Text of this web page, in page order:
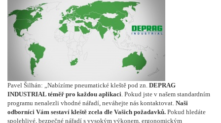
Pavel Šilhán: „Nabízíme pneumatické kleště pod zn. DEPRAG
INDUSTRIAL téměř pro každou aplikaci . Pokud jste v našem standardním
programu nenalezli vhodné nářadí, neváhejte nás kontaktovat. Naši
odborníci Vám sestaví kleště zcela dle Vašich požadavků. Pokud hledáte
spolehlivé, bezpečné nářadí s vysokým výkonem, ergonomickým